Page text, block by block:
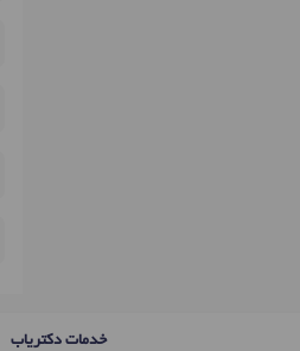
خدمات دکتریاب